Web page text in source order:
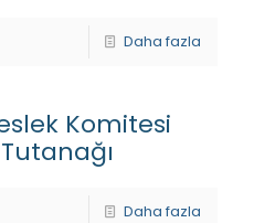
Daha fazla
Komitesi
Daha fazla